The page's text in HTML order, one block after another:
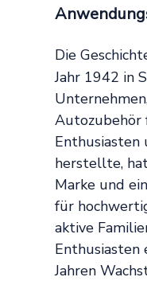
Die
Jahr 1942 in
Enthusiasten
herstellte,
Marke und
für
aktive
Enthusiasten
Jahren